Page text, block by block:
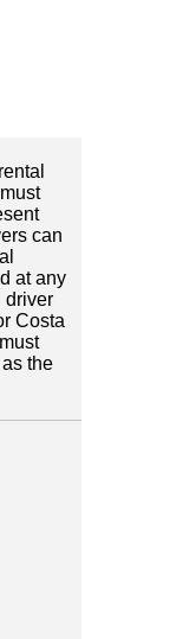
can
at any
driver
Costa
the